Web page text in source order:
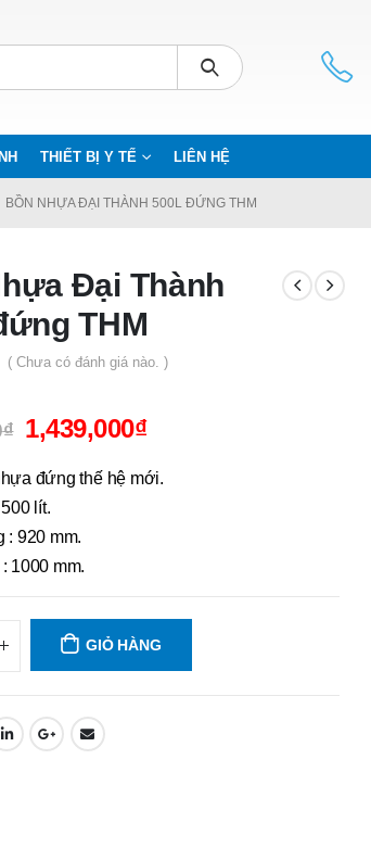
THIẾT BỊ Y TẾ LIÊN HỆ
BỒN NHỰA ĐẠI THÀNH 500L ĐỨNG THM
Đại Thành
THM
( Chưa có đánh giá nào. )
₫ 1,439,000₫
đứng thế hệ mới.
lít.
: 920 mm.
1000 mm.
GIỎ HÀNG